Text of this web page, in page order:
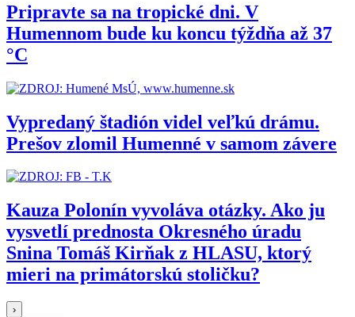
Pripravte sa na tropické dni. V
Humennom bude ku koncu týždňa až 37
°C
Vypredaný štadión videl veľkú drámu.
Prešov zlomil Humenné v samom závere
Kauza Polonín vyvoláva otázky. Ako ju
vysvetlí prednosta Okresného úradu
Snina Tomáš Kirňak z HLASU, ktorý
mieri na primátorskú stoličku?
›